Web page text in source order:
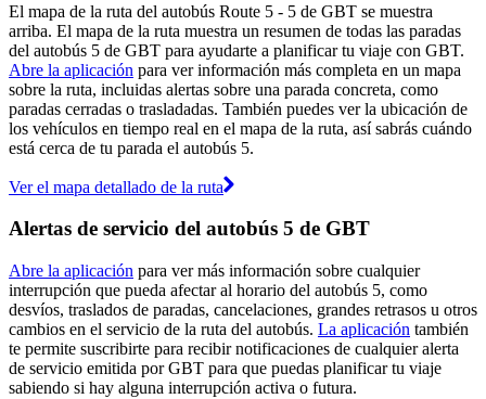
El mapa de la ruta del autobús Route 5 - 5 de GBT se muestra
arriba. El mapa de la ruta muestra un resumen de todas las paradas
del autobús 5 de GBT para ayudarte a planificar tu viaje con GBT.
Abre la aplicación para ver información más completa en un mapa
sobre la ruta, incluidas alertas sobre una parada concreta, como
paradas cerradas o trasladadas. También puedes ver la ubicación de
los vehículos en tiempo real en el mapa de la ruta, así sabrás cuándo
está cerca de tu parada el autobús 5.
Ver el mapa detallado de la ruta
Alertas de servicio del autobús 5 de GBT
Abre la aplicación para ver más información sobre cualquier
interrupción que pueda afectar al horario del autobús 5, como
desvíos, traslados de paradas, cancelaciones, grandes retrasos u otros
cambios en el servicio de la ruta del autobús. La aplicación también
te permite suscribirte para recibir notificaciones de cualquier alerta
de servicio emitida por GBT para que puedas planificar tu viaje
sabiendo si hay alguna interrupción activa o futura.